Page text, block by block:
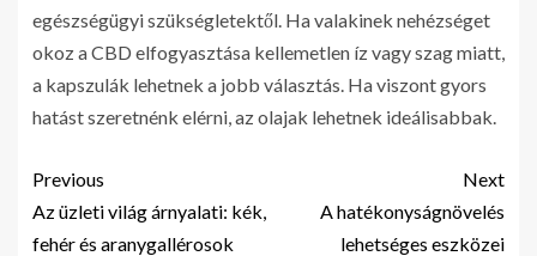
egészségügyi szükségletektől. Ha valakinek nehézséget
okoz a CBD elfogyasztása kellemetlen íz vagy szag miatt,
a kapszulák lehetnek a jobb választás. Ha viszont gyors
hatást szeretnénk elérni, az olajak lehetnek ideálisabbak.
Previous
Az üzleti világ árnyalati: kék,
fehér és aranygallérosok
Next
A hatékonyságnövelés
lehetséges eszközei